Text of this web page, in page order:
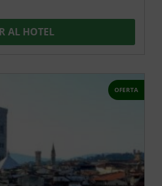
AL HOTEL
OFERTA